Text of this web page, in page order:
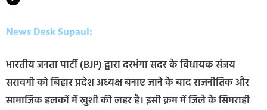
News Desk Supaul:
भारतीय जनता पार्टी (BJP) द्वारा दरभंगा सदर के विधायक संजय
सरावगी को बिहार प्रदेश अध्यक्ष बनाए जाने के बाद राजनीतिक और
सामाजिक हलकों में खुशी की लहर है। इसी क्रम में जिले के सिमराही